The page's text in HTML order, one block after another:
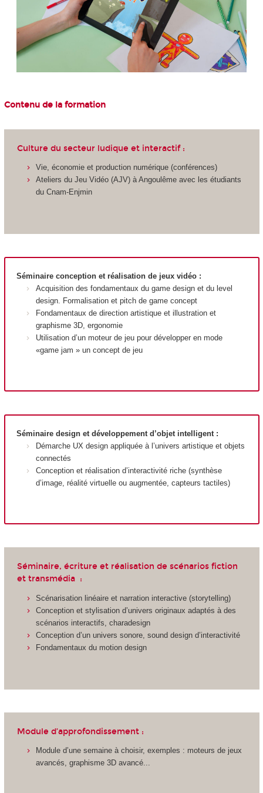
Contenu de la formation
Culture du secteur ludique et interactif :
Vie, économie et production numérique (conférences)
Ateliers du Jeu Vidéo (AJV) à Angoulême avec les étudiants
du Cnam-Enjmin
Séminaire conception et réalisation de jeux vidéo :
Acquisition des fondamentaux du game design et du level
design. Formalisation et pitch de game concept
Fondamentaux de direction artistique et illustration et
graphisme 3D, ergonomie
Utilisation d’un moteur de jeu pour développer en mode
«game jam » un concept de jeu
Séminaire design et développement d’objet intelligent :
Démarche UX design appliquée à l’univers artistique et objets
connectés
Conception et réalisation d’interactivité riche (synthèse
d’image, réalité virtuelle ou augmentée, capteurs tactiles)
Séminaire, écriture et réalisation de scénarios fiction
et transmédia :
Scénarisation linéaire et narration interactive (storytelling)
Conception et stylisation d’univers originaux adaptés à des
scénarios interactifs, charadesign
Conception d’un univers sonore, sound design d’interactivité
Fondamentaux du motion design
Module d’approfondissement :
Module d’une semaine à choisir, exemples : moteurs de jeux
avancés, graphisme 3D avancé...